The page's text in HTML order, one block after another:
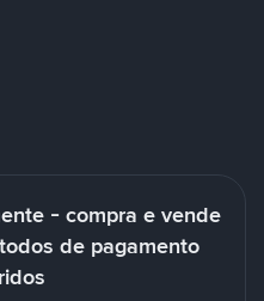
- compra e vende
de pagamento